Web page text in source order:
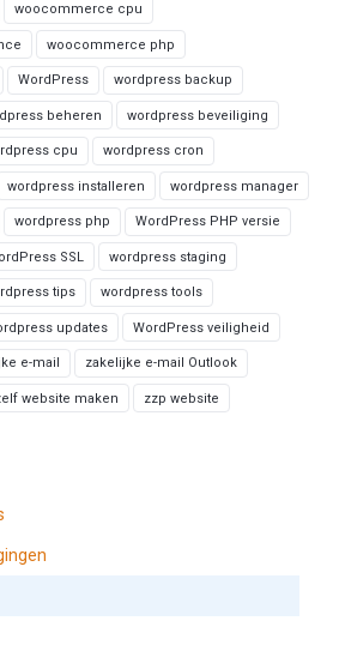
woocommerce cpu
woocommerce php
WordPress wordpress backup
beheren wordpress beveiliging
cpu wordpress cron
wordpress installeren wordpress manager
wordpress php WordPress PHP versie
SSL wordpress staging
tips wordpress tools
updates WordPress veiligheid
e-mail zakelijke e-mail Outlook
website maken zzp website